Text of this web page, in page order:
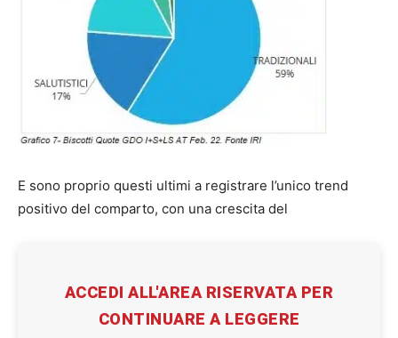
E sono proprio questi ultimi a registrare l’unico trend
positivo del comparto, con una crescita del
ACCEDI ALL'AREA RISERVATA PER
CONTINUARE A LEGGERE